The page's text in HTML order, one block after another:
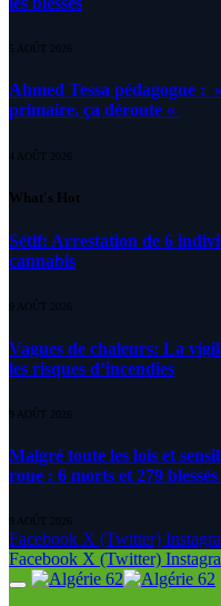
5 AOÛT 2026
Ahmed Tessa pédagogue :
primaire, ça déroute «
4 AOÛT 2026
What's Hot
Sétif: Arrestation de 6
cannabis
9 AOÛT 2026
Vagues de chaleurs: La
les risques d’incendies
9 AOÛT 2026
Malgré toute les lois et
roue : 6 morts et 279
9 AOÛT 2026
Facebook X (Twitter)
Facebook X (Twitter)